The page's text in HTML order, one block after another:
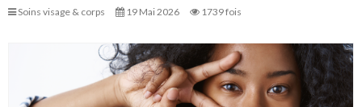
Soins visage & corps 19 Mai 2026 1739 fois